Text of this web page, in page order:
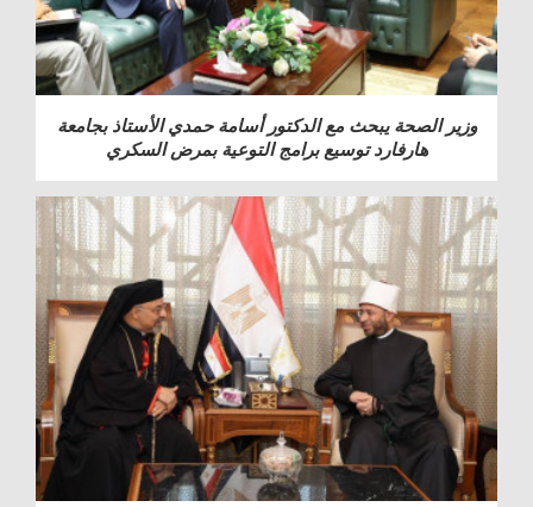
وزير الصحة يبحث مع الدكتور أسامة حمدي الأستاذ بجامعة
هارفارد توسيع برامج التوعية بمرض السكري